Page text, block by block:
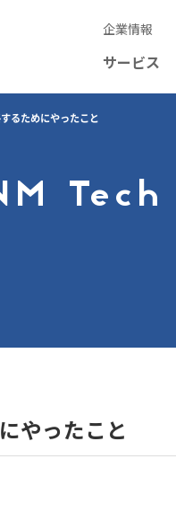
企業情報
サービス
るためにやったこと
やったこと